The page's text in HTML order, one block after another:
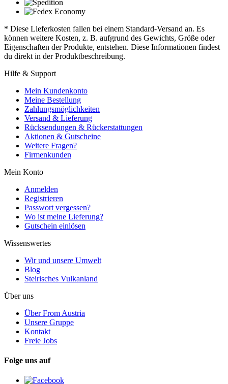
* Diese Lieferkosten fallen bei einem Standard-Versand an. Es
können weitere Kosten, z. B. aufgrund des Gewichts, Größe oder
Eigenschaften der Produkte, entstehen. Diese Informationen findest
du direkt in der Produktbeschreibung.
Hilfe & Support
Mein Kundenkonto
Meine Bestellung
Zahlungsmöglichkeiten
Versand & Lieferung
Rücksendungen & Rückerstattungen
Aktionen & Gutscheine
Weitere Fragen?
Firmenkunden
Mein Konto
Anmelden
Registrieren
Passwort vergessen?
Wo ist meine Lieferung?
Gutschein einlösen
Wissenswertes
Wir und unsere Umwelt
Blog
Steirisches Vulkanland
Über uns
Über From Austria
Unsere Gruppe
Kontakt
Freie Jobs
Folge uns auf